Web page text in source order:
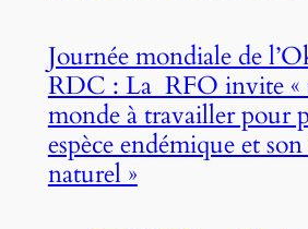
Journée mondiale de
RDC : La RFO invite «
monde à travailler pour
espèce endémique et
naturel »